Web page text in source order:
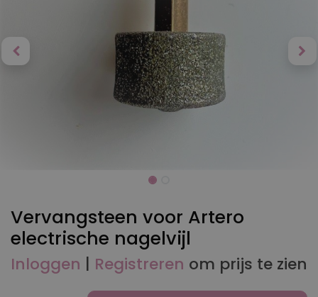
Vervangsteen voor Artero
electrische nagelvijl
Inloggen | Registreren om prijs te zien